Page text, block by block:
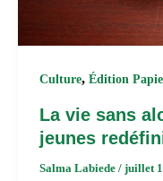
Culture, Édition
La vie sans
jeunes
Salma Labiede / juillet